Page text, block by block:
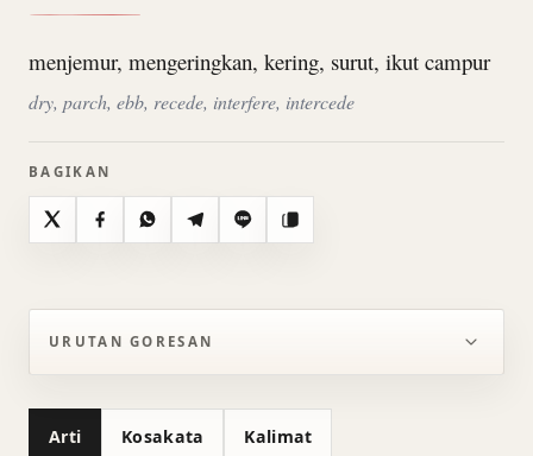
menjemur, mengeringkan, kering, surut, ikut campur
dry, parch, ebb, recede, interfere, intercede
BAGIKAN
X FacebookWhatsAppTelegramLine Salin
URUTAN GORESAN
Arti Kosakata Kalimat